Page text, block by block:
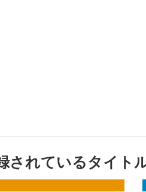
されているタイト